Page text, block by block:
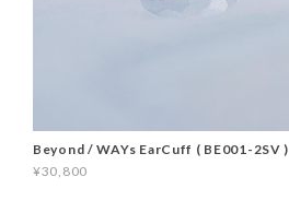
Beyond / WAYs EarCuff ( BE001-2SV )
¥30,800